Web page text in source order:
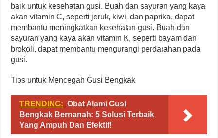
baik untuk kesehatan gusi. Buah dan sayuran yang kaya
akan vitamin C, seperti jeruk, kiwi, dan paprika, dapat
membantu meningkatkan kesehatan gusi. Buah dan
sayuran yang kaya akan vitamin K, seperti bayam dan
brokoli, dapat membantu mengurangi perdarahan pada
gusi.
Tips untuk Mencegah Gusi Bengkak
TRENDING: Obat Alami Gusi
Bengkak Bernanah: 5 Solusi Terbaik
Yang Ampuh Dan Efektif!